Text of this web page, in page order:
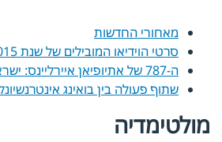
מאחורי החדשות
סרטי הוידיאו המובילים של שנת 2015
ה-787 של אתיופיאן איירליינס: ישראל זוכה במבט חטוף של החלום
שתוף פעולה בין בואינג
מולטימדיה